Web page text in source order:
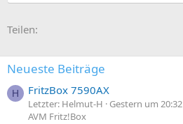
n
:
Teilen:
Neueste Beiträge
H FritzBox 7590AX
Letzter: Helmut-H
Gestern um 20:32
AVM Fritz!Box